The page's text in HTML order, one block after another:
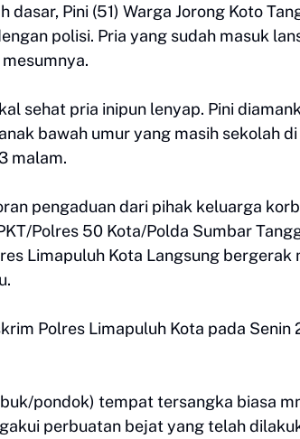
dasar, Pini (51) Warga Jorong Koto
polisi. Pria yang sudah masuk
sehat pria inipun lenyap. Pini
bawah umur yang masih sekolah
malam.
pengaduan dari pihak keluarga
Polres 50 Kota/Polda Sumbar
Limapuluh Kota Langsung
Polres Limapuluh Kota pada
pondok) tempat tersangka biasa
perbuatan bejat yang telah